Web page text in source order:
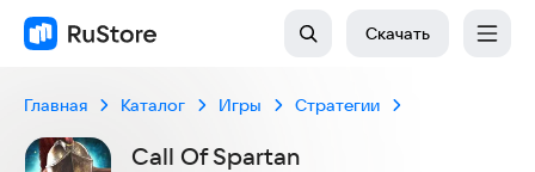
Скачать
Главная Каталог Игры Стратегии
Call Of Spartan